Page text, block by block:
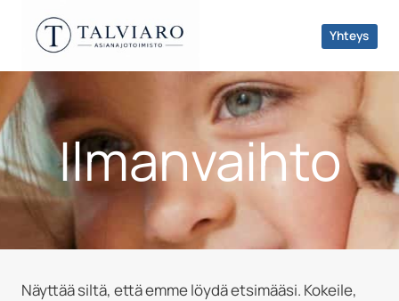
sisältöön
Yhteys
Ilmanvaihto
Näyttää siltä, että emme löydä etsimääsi. Kokeile,